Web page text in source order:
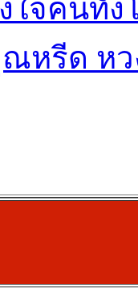
ใจคนทั้ง
ณหรีด หว